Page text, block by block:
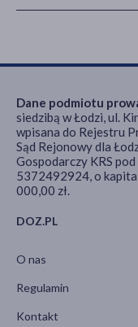
DOZ.PL
O nas
Regulamin
Kontakt
Dane podmiotu
siedzibą w Łodzi, ul.
wpisana do Rejestru
Sąd Rejonowy dla
Gospodarczy KRS
5372492924, o
000,00 zł.